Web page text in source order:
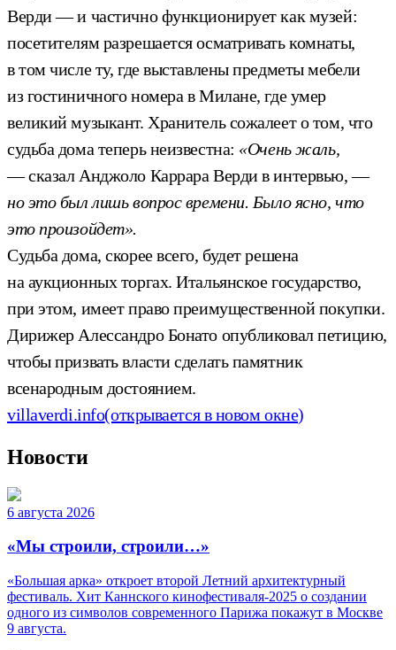
Верди — и частично функционирует как музей:
посетителям разрешается осматривать комнаты,
в том числе ту, где выставлены предметы мебели
из гостиничного номера в Милане, где умер
великий музыкант. Хранитель сожалеет о том, что
судьба дома теперь неизвестна: «Очень жаль,
— сказал Анджоло Каррара Верди в интервью, —
но это был лишь вопрос времени. Было ясно, что
это произойдет».
Судьба дома, скорее всего, будет решена
на аукционных торгах. Итальянское государство,
при этом, имеет право преимущественной покупки.
Дирижер Алессандро Бонато опубликовал петицию,
чтобы призвать власти сделать памятник
всенародным достоянием.
villaverdi.info(открывается в новом окне)
Новости
6 августа 2026
«Мы строили, строили…»
«Большая арка» откроет второй Летний архитектурный
фестиваль. Хит Каннского кинофестиваля-2025 о создании
одного из символов современного Парижа покажут в Москве
9 августа.